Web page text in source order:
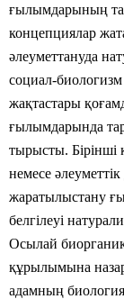
ғылымдарының
концепциялар
әлеуметтануда
социал-
жақтастары
ғылымдарында
тырысты. Бірінші
немесе
жаратылыстану
белгілеуі
Осылай
құрылымына назар
адамның